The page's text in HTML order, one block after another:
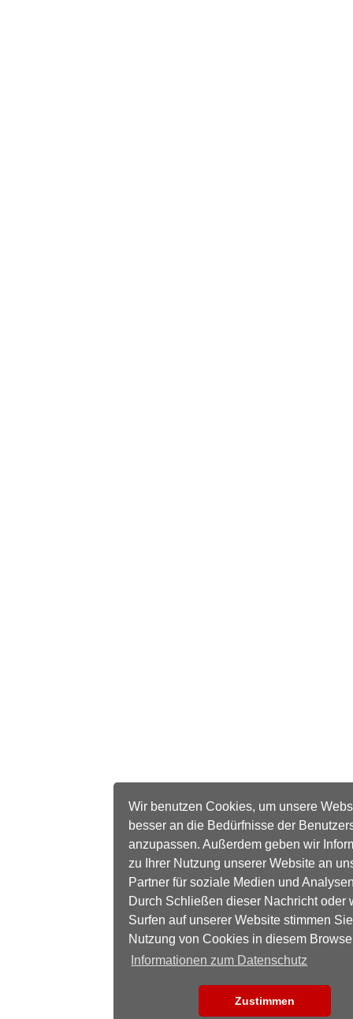
Wir benutzen Cookies, um unsere
besser an die Bedürfnisse der
anzupassen. Außerdem geben wir
zu Ihrer Nutzung unserer Website an
Partner für soziale Medien und
Durch Schließen dieser Nachricht oder
Surfen auf unserer Website stimmen
Nutzung von Cookies in diesem
Informationen zum Datenschutz
Zustimmen